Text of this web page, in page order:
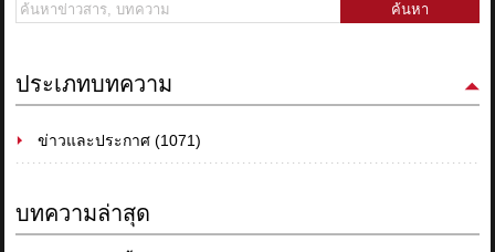
ค้นหา
ประเภทบทความ
ข่าวและประกาศ (1071)
บทความล่าสุด